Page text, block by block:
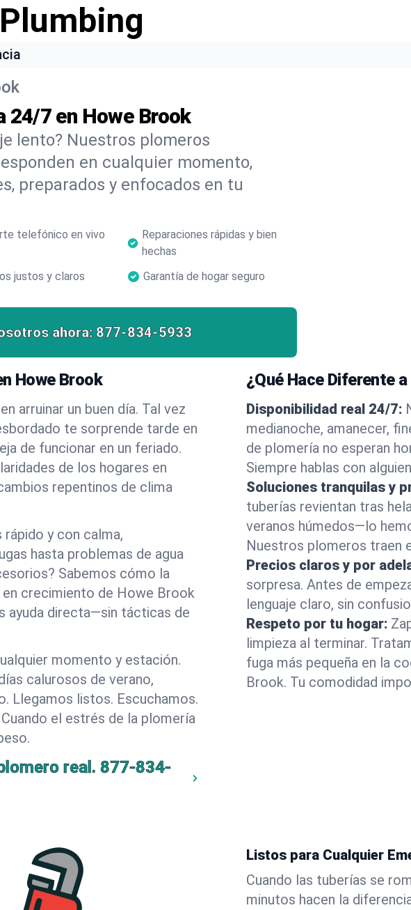
24/7 en Howe Brook
lento? Nuestros plomeros
en cualquier momento,
preparados y enfocados en tu
telefónico en vivo
Reparaciones rápidas y bien
hechas
justos y claros Garantía de hogar seguro
ahora: 877-834-5933
Howe Brook
arruinar un buen día. Tal vez
te sorprende tarde en
de funcionar en un feriado.
de los hogares en
repentinos de clima
y con calma,
hasta problemas de agua
Sabemos cómo la
crecimiento de Howe Brook
ayuda directa—sin tácticas de
momento y estación.
calurosos de verano,
Llegamos listos. Escuchamos.
el estrés de la plomería
real. 877-834-
¿Qué Hace Diferente
Disponibilidad real 24/7:
medianoche, amanecer,
de plomería no esperan
Siempre hablas con
Soluciones tranquilas y
tuberías revientan tras
veranos húmedos—lo
Nuestros plomeros traen
Precios claros y por
sorpresa. Antes de
lenguaje claro, sin
Respeto por tu hogar:
limpieza al terminar.
fuga más pequeña en la
Brook. Tu comodidad
Listos para Cualquier
Cuando las tuberías se
minutos hacen la